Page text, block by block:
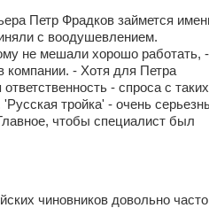
Петр Фрадков займется
с воодушевлением.
не мешали хорошо работать, -
- Хотя для Петра
- спроса с таких
тройка' - очень
чтобы специалист был
чиновников довольно часто